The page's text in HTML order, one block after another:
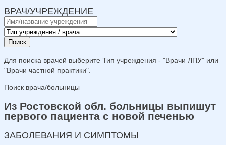
ВРАЧ/УЧРЕЖДЕНИЕ
Поиск
Для поиска врачей выберите Тип учреждения - "Врачи ЛПУ" или
"Врачи частной практики".
Поиск врача/больницы
Из Ростовской обл. больницы выпишут
первого пациента с новой печенью
ЗАБОЛЕВАНИЯ И СИМПТОМЫ